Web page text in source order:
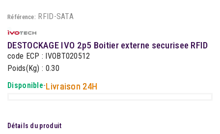
Référence: RFID-SATA
DESTOCKAGE IVO 2p5 Boitier externe securisee RFID
code ECP : IVOBT020512
Poids(Kg) : 0.30
Disponible-Livraison 24H
Détails du produit